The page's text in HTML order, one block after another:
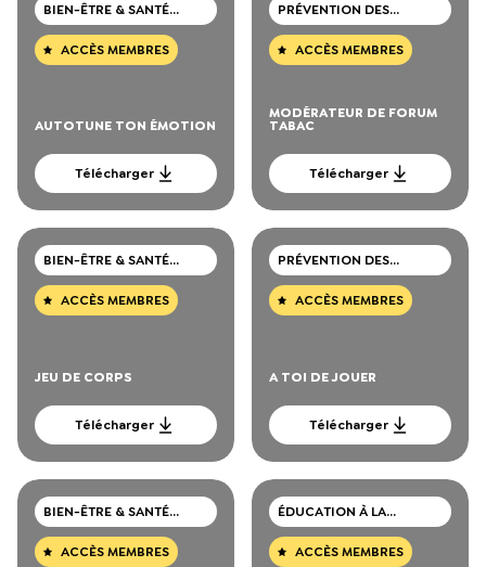
BIEN-ÊTRE & SANTÉ
MENTALE
ACCÈS MEMBRES
AUTOTUNE TON ÉMOTION
Télécharger
PRÉVENTION DES
CONSOMMATIONS DE
DROGUES
ACCÈS MEMBRES
MODÉRATEUR DE FORUM
TABAC
Télécharger
BIEN-ÊTRE & SANTÉ
MENTALE
ACCÈS MEMBRES
JEU DE CORPS
Télécharger
PRÉVENTION DES
CONSOMMATIONS DE
DROGUES
ACCÈS MEMBRES
A TOI DE JOUER
Télécharger
BIEN-ÊTRE & SANTÉ
MENTALE
ACCÈS MEMBRES
ÉDUCATION À LA
SEXUALITÉ
ACCÈS MEMBRES